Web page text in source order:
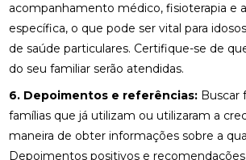
acompanhamento médico, fisioterapia e
específica, o que pode ser vital para
de saúde particulares. Certifique-se de
do seu familiar serão atendidas.
6. Depoimentos e referências: Buscar
famílias que já utilizam ou utilizaram a
maneira de obter informações sobre a
Depoimentos positivos e